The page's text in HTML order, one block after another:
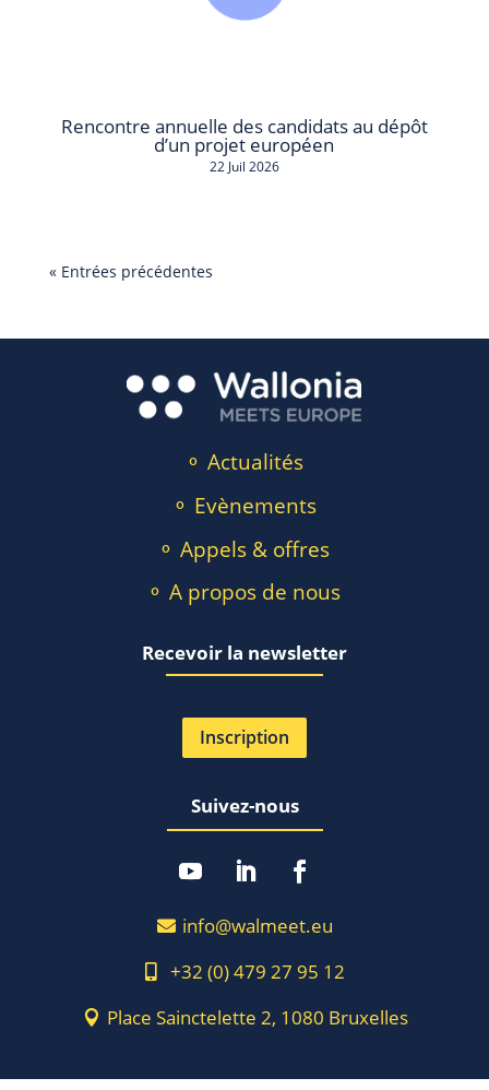
Rencontre annuelle des candidats au dépôt
d’un projet européen
22 Juil 2026
« Entrées précédentes
⚬ Actualités
⚬ Evènements
⚬ Appels & offres
⚬ A propos de nous
Recevoir la newsletter
Inscription
Suivez-nous
info@walmeet.eu
+32 (0) 479 27 95 12
Place Sainctelette 2, 1080 Bruxelles